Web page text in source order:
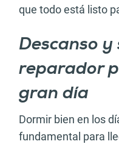
que todo está listo
Descanso y
reparador
gran día
Dormir bien en los
fundamental para